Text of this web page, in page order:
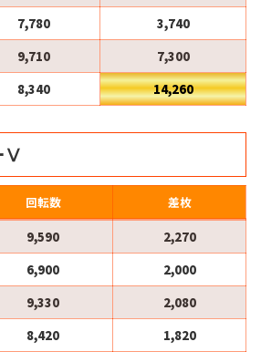
7,780
3,740
9,710
7,300
8,340 14,260
Ⅴ
回転数
差枚
9,590
2,270
6,900
2,000
9,330
2,080
8,420
1,820